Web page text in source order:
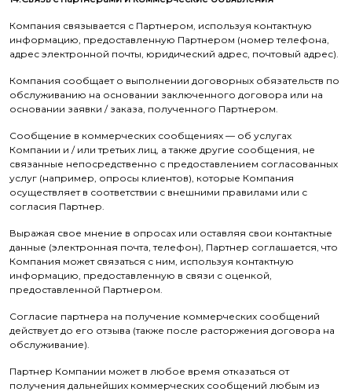
Компания связывается с Партнером, используя контактную
информацию, предоставленную Партнером (номер телефона,
адрес электронной почты, юридический адрес, почтовый адрес).
Компания сообщает о выполнении договорных обязательств по
обслуживанию на основании заключенного договора или на
основании заявки / заказа, полученного Партнером.
Сообщение в коммерческих сообщениях — об услугах
Компании и / или третьих лиц, а также другие сообщения, не
связанные непосредственно с предоставлением согласованных
услуг (например, опросы клиентов), которые Компания
осуществляет в соответствии с внешними правилами или с
согласия Партнер.
Выражая свое мнение в опросах или оставляя свои контактные
данные (электронная почта, телефон), Партнер соглашается, что
Компания может связаться с ним, используя контактную
информацию, предоставленную в связи с оценкой,
предоставленной Партнером.
Согласие партнера на получение коммерческих сообщений
действует до его отзыва (также после расторжения договора на
обслуживание).
Партнер Компании может в любое время отказаться от
получения дальнейших коммерческих сообщений любым из